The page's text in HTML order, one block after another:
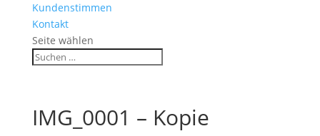
Kundenstimmen
Kontakt
Seite wählen
IMG_0001 – Kopie